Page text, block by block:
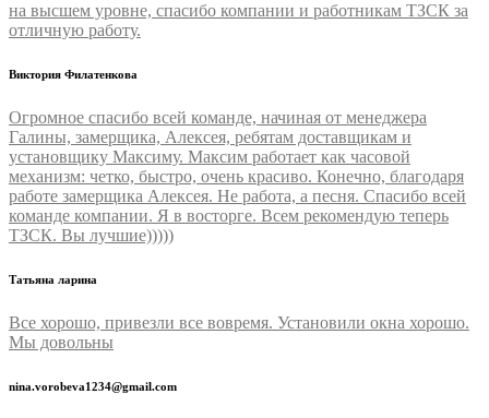
на высшем уровне, спасибо компании и работникам ТЗСК за
отличную работу.
Виктория Филатенкова
Огромное спасибо всей команде, начиная от менеджера
Галины, замерщика, Алексея, ребятам доставщикам и
установщику Максиму. Максим работает как часовой
механизм: четко, быстро, очень красиво. Конечно, благодаря
работе замерщика Алексея. Не работа, а песня. Спасибо всей
команде компании. Я в восторге. Всем рекомендую теперь
ТЗСК. Вы лучшие)))))
Татьяна ларина
Все хорошо, привезли все вовремя. Установили окна хорошо.
Мы довольны
nina.vorobeva1234@gmail.com